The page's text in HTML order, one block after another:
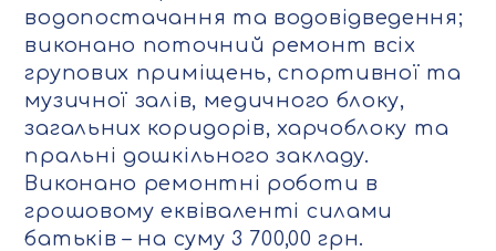
водопостачання та водовідведення;
виконано поточний ремонт всіх
групових приміщень, спортивної та
музичної залів, медичного блоку,
загальних коридорів, харчоблоку та
пральні дошкільного закладу.
Виконано ремонтні роботи в
грошовому еквіваленті силами
батьків – на суму 3 700,00 грн.